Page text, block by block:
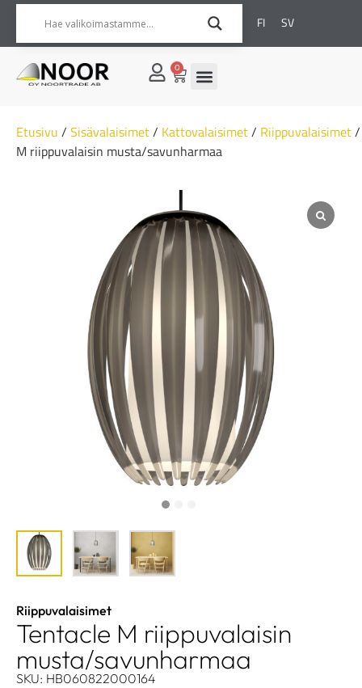
FI SV
0
Etusivu / Sisävalaisimet/ Kattovalaisimet/ Riippuvalaisimet/
M riippuvalaisin musta/savunharmaa
Riippuvalaisimet
Tentacle M riippuvalaisin
musta/savunharmaa
SKU: HB060822000164